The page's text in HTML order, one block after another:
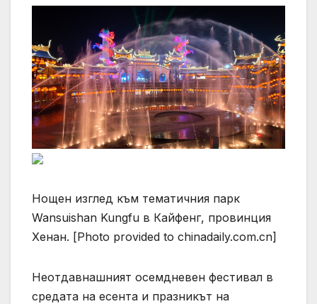
Нощен изглед към тематичния парк
Wansuishan Kungfu в Кайфенг, провинция
Хенан. [Photo provided to chinadaily.com.cn]
Неотдавнашният осемдневен фестивал в
средата на есента и празникът на